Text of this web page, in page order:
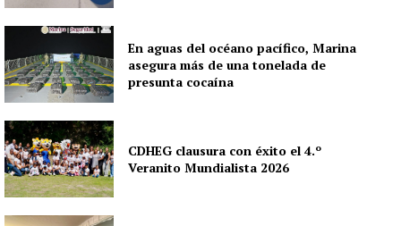
En aguas del océano pacífico, Marina
asegura más de una tonelada de
presunta cocaína
CDHEG clausura con éxito el 4.º
Veranito Mundialista 2026